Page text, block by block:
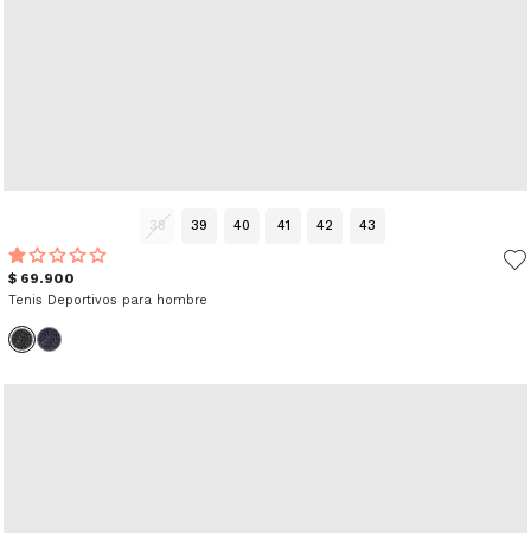
38 39 40 41 42 43
$ 69.900
Tenis Deportivos para hombre